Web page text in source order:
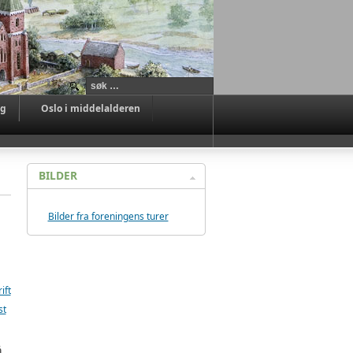
Oslo i middelalderen
BILDER
Bilder fra foreningens turer